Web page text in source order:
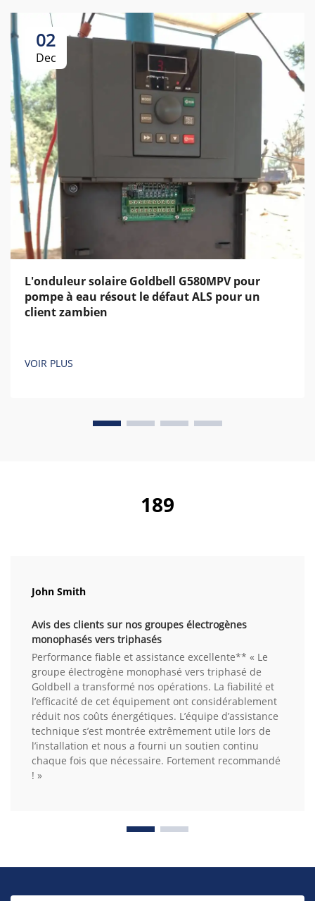
02
Dec
L'onduleur solaire Goldbell G580MPV pour
pompe à eau résout le défaut ALS pour un
client zambien
VOIR PLUS
189
John Smith
Avis des clients sur nos groupes électrogènes
monophasés vers triphasés
Performance fiable et assistance excellente** « Le
groupe électrogène monophasé vers triphasé de
Goldbell a transformé nos opérations. La fiabilité et
l’efficacité de cet équipement ont considérablement
réduit nos coûts énergétiques. L’équipe d’assistance
technique s’est montrée extrêmement utile lors de
l’installation et nous a fourni un soutien continu
chaque fois que nécessaire. Fortement recommandé
! »